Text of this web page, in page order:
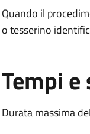
Quando il
o tesserino
Tempi e
Durata massima